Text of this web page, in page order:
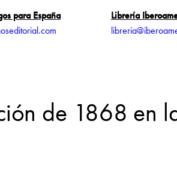
para España
Librería
de 1868 en